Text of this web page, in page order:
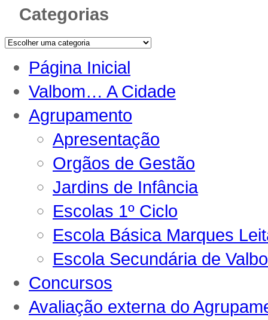
Categorias
Página Inicial
Valbom… A Cidade
Agrupamento
Apresentação
Orgãos de Gestão
Jardins de Infância
Escolas 1º Ciclo
Escola Básica Marques
Escola Secundária de
Concursos
Avaliação externa do